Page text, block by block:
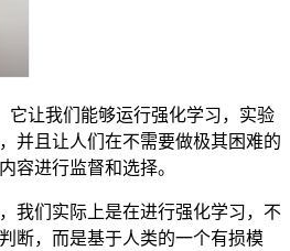
让我们能够运行强化学习，实验
并且让人们在不需要做极其困难的
容进行监督和选择。
们实际上是在进行强化学习，不
断，而是基于人类的一个有损模